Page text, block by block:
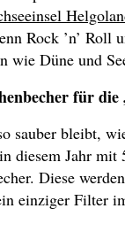
Rock ’n’ Roll
wie Düne und
für die
sauber bleibt,
diesem Jahr mit
Diese
einziger Filter